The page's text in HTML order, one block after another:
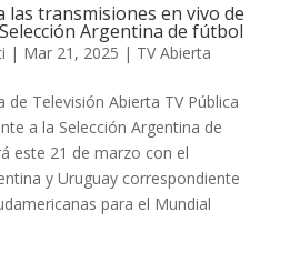
las transmisiones en vivo de
Argentina de fútbol
| Mar 21, 2025 | TV Abierta
de Televisión Abierta TV Pública
a la Selección Argentina de
este 21 de marzo con el
y Uruguay correspondiente
para el Mundial